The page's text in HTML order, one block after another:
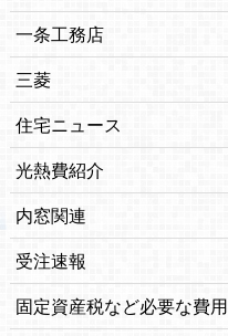
一条工務店
三菱
住宅ニュース
光熱費紹介
内窓関連
受注速報
固定資産税など必要な費用